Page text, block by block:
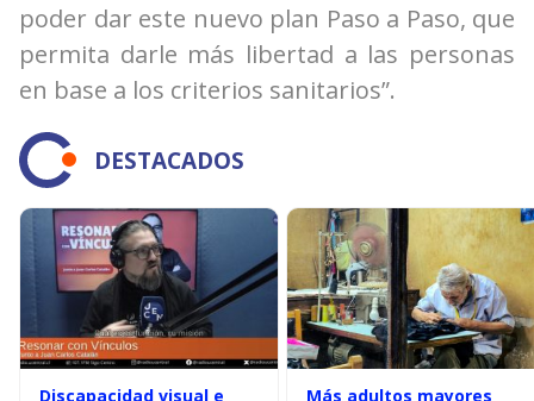
poder dar este nuevo plan Paso a Paso, que
permita darle más libertad a las personas
en base a los criterios sanitarios”.
DESTACADOS
Discapacidad visual e Más adultos mayores